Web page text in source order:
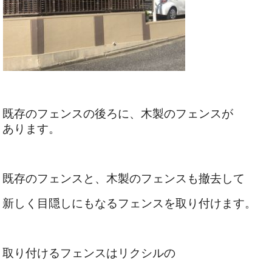
既存のフェンスの後ろに、木製のフェンスが
あります。
既存のフェンスと、木製のフェンスも撤去して
新しく目隠しにもなるフェンスを取り付けます。
取り付けるフェンスはリクシルの